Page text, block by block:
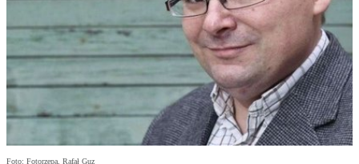
Foto: Fotorzepa, Rafał Guz